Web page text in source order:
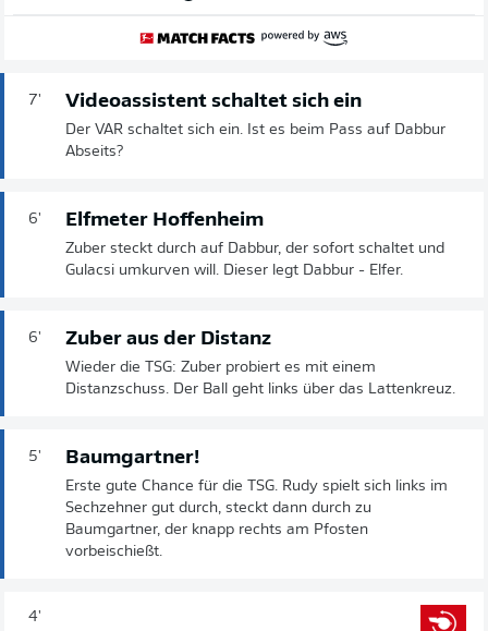
7' Videoassistent schaltet sich ein
Der VAR schaltet sich ein. Ist es beim Pass auf Dabbur
Abseits?
6' Elfmeter Hoffenheim
Zuber steckt durch auf Dabbur, der sofort schaltet und
Gulacsi umkurven will. Dieser legt Dabbur - Elfer.
6' Zuber aus der Distanz
Wieder die TSG: Zuber probiert es mit einem
Distanzschuss. Der Ball geht links über das Lattenkreuz.
5' Baumgartner!
Erste gute Chance für die TSG. Rudy spielt sich links im
Sechzehner gut durch, steckt dann durch zu
Baumgartner, der knapp rechts am Pfosten
vorbeischießt.
4'